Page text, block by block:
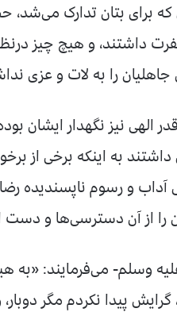
بتان تدارک می‌شد،
داشتند، و هیچ چیز
را به لات و عزی
نیز نگهدار ایشان
به اینکه برخی از
و رسوم ناپسندیده
را از آن دسترسی‌ها و دست
وسلم- می‌فرمایند: «به
پیدا نکردم مگر